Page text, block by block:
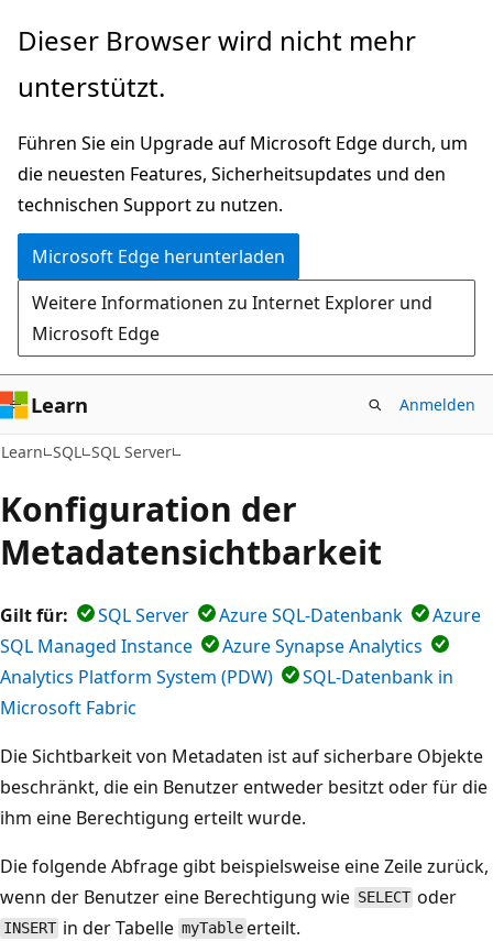
Zu
wechseln
Dieser Browser wird nicht mehr
unterstützt.
Führen Sie ein Upgrade auf Microsoft Edge durch, um
die neuesten Features, Sicherheitsupdates und den
technischen Support zu nutzen.
Microsoft Edge herunterladen
Weitere Informationen zu Internet Explorer und
Microsoft Edge
Learn Anmelden
Learn SQL SQL Server
Konfiguration der
Metadatensichtbarkeit
Gilt für: SQL Server Azure SQL-Datenbank
Azure
SQL Managed Instance
Azure Synapse Analytics
Analytics Platform System (PDW)
SQL-Datenbank in
Microsoft Fabric
Die Sichtbarkeit von Metadaten ist auf sicherbare Objekte
beschränkt, die ein Benutzer entweder besitzt oder für die
ihm eine Berechtigung erteilt wurde.
Die folgende Abfrage gibt beispielsweise eine Zeile zurück,
wenn der Benutzer eine Berechtigung wie SELECT oder
INSERT in der Tabelle myTableerteilt.